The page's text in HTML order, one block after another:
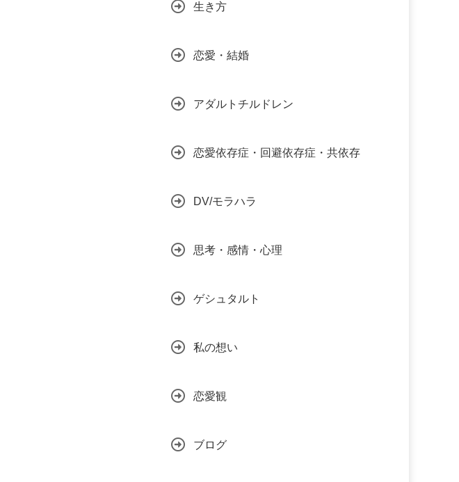
生き方
恋愛・結婚
アダルトチルドレン
恋愛依存症・回避依存症・共依存
DV/モラハラ
思考・感情・心理
ゲシュタルト
私の想い
恋愛観
ブログ